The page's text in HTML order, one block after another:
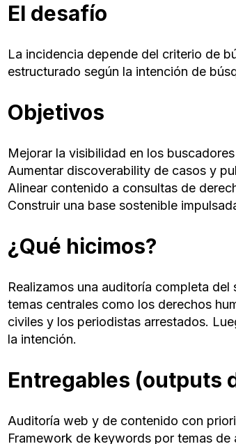
El desafío
La incidencia depende del criterio de
estructurado según la intención de
Objetivos
Mejorar la visibilidad en los
Aumentar discoverability de casos y
Alinear contenido a consultas de
Construir una base sostenible
¿Qué hicimos?
Realizamos una auditoría completa
temas centrales como los derechos
civiles y los periodistas arrestados.
la intención.
Entregables (outputs
Auditoría web y de contenido con
Framework de keywords por temas de